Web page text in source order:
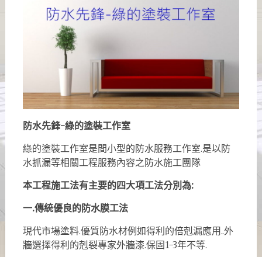
防水先鋒-綠的塗裝工作室
綠的塗裝工作室是間小型的防水服務工作室.是以防
水抓漏等相關工程服務內容之防水施工團隊
本工程施工法有主要的四大項工法分別為:
一.傳統優良的防水膜工法
現代市場塗料.優質防水材例如得利的倍剋漏應用..外
牆選擇得利的剋裂專家外牆漆.保固1-3年不等.